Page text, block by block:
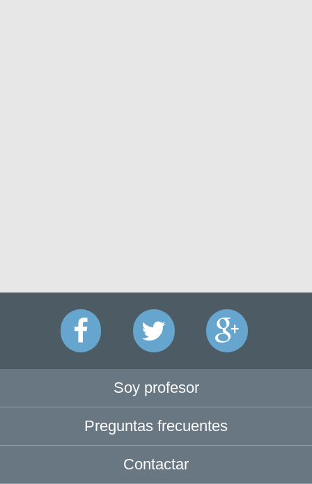
Soy profesor
Preguntas frecuentes
Contactar